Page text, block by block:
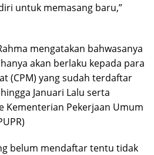
untuk memasang baru,”
mengatakan bahwasanya
akan berlaku kepada para
(CPM) yang sudah terdaftar
Januari Lalu serta
Kementerian Pekerjaan Umum
belum mendaftar tentu tidak